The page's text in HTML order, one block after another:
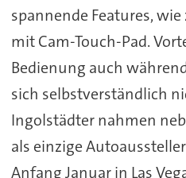
spannende Features,
mit Cam-Touch-Pad.
Bedienung auch
sich selbstverständlich
Ingolstädter nahmen
als einzige
Anfang Januar in Las